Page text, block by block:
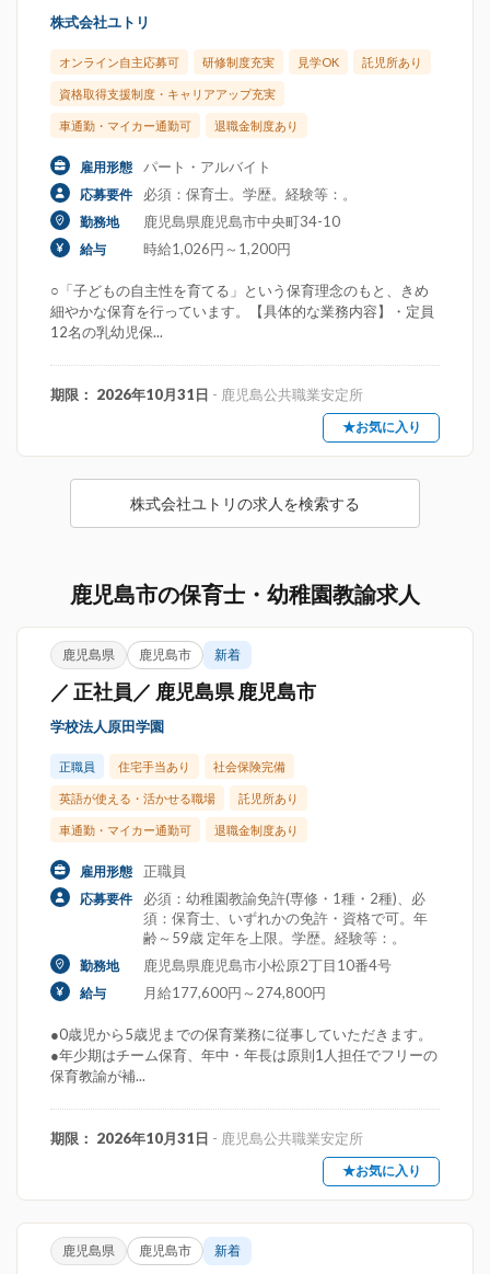
株式会社ユトリ
オンライン自主応募可 研修制度充実 見学OK 託児所あり
資格取得支援制度・キャリアアップ充実
車通勤・マイカー通勤可 退職金制度あり
雇用形態 パート・アルバイト
応募要件 必須：保育士。学歴。経験等：。
勤務地 鹿児島県鹿児島市中央町34-10
給与 時給1,026円～1,200円
○「子どもの自主性を育てる」という保育理念のもと、きめ
細やかな保育を行っています。【具体的な業務内容】・定員
12名の乳幼児保...
期限： 2026年10月31日 - 鹿児島公共職業安定所
★お気に入り
株式会社ユトリの求人を検索する
鹿児島市の保育士・幼稚園教諭求人
鹿児島県 鹿児島市 新着
／ 正社員／ 鹿児島県 鹿児島市
学校法人原田学園
正職員 住宅手当あり 社会保険完備
英語が使える・活かせる職場 託児所あり
車通勤・マイカー通勤可 退職金制度あり
雇用形態 正職員
応募要件
必須：幼稚園教諭免許(専修・1種・2種)、必
須：保育士、いずれかの免許・資格で可。年
齢～59歳 定年を上限。学歴。経験等：。
勤務地 鹿児島県鹿児島市小松原2丁目10番4号
給与 月給177,600円～274,800円
●0歳児から5歳児までの保育業務に従事していただきます。
●年少期はチーム保育、年中・年長は原則1人担任でフリーの
保育教諭が補...
期限： 2026年10月31日 - 鹿児島公共職業安定所
★お気に入り
鹿児島県 鹿児島市 新着